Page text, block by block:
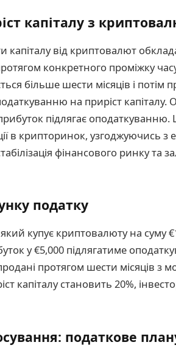
капіталу з
від криптовалют
конкретного проміжку
більше шести місяців і потім
на приріст капіталу.
підлягає
в крипторинок, узгоджуючись
фінансового ринку та
податку
купує криптовалюту на суму
у €5,000 підлягатиме
протягом шести місяців з
капіталу становить 20%,
податкове